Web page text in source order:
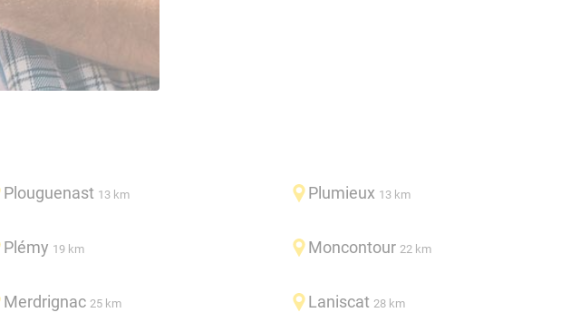
Plouguenast 13 km Plumieux 13 km
Plémy 19 km Moncontour 22 km
Merdrignac 25 km Laniscat 28 km